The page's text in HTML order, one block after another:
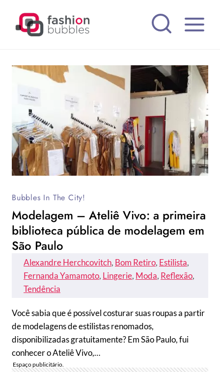
Bubbles In The City!
Modelagem – Ateliê Vivo: a primeira
biblioteca pública de modelagem em
São Paulo
Alexandre Herchcovitch, Bom Retiro, Estilista
Fernanda Yamamoto, Lingerie, Moda, Reflexão
Tendência
Você sabia que é possível costurar suas roupas a partir
de modelagens de estilistas renomados,
disponibilizadas gratuitamente? Em São Paulo, fui
conhecer o Ateliê Vivo,…